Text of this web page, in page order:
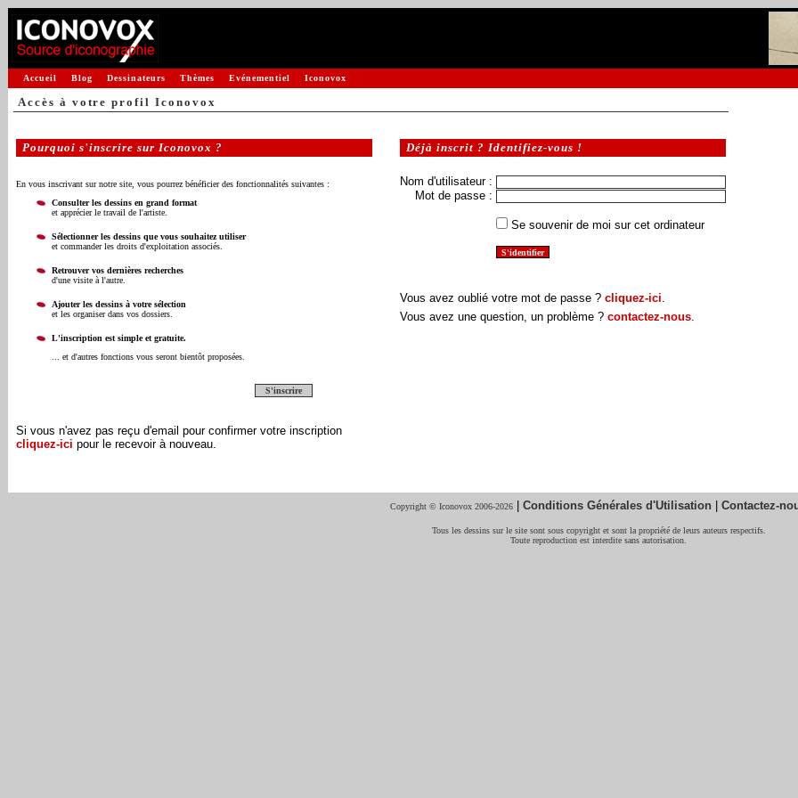
Accueil Blog Dessinateurs Thèmes Evénementiel Iconovox
Accès à votre profil Iconovox
Pourquoi s'inscrire sur Iconovox ? Déjà inscrit ? Identifiez-vous !
En vous inscrivant sur notre site, vous pourrez bénéficier des fonctionnalités suivantes :
Consulter les dessins en grand format
et apprécier le travail de l'artiste.
Sélectionner les dessins que vous souhaitez utiliser
et commander les droits d'exploitation associés.
Retrouver vos dernières recherches
d'une visite à l'autre.
Ajouter les dessins à votre sélection
et les organiser dans vos dossiers.
L'inscription est simple et gratuite.
... et d'autres fonctions vous seront bientôt proposées.
S'inscrire
Si vous n'avez pas reçu d'email pour confirmer votre inscription
cliquez-ici pour le recevoir à nouveau.
Nom d'utilisateur :
Mot de passe :
Se souvenir de moi sur cet ordinateur
Vous avez oublié votre mot de passe ? cliquez-ici
Vous avez une question, un problème ? contactez-nous.
Copyright © Iconovox 2006-2026 | Conditions Générales d'Utilisation | Contactez-
Tous les dessins sur le site sont sous copyright et sont la propriété de leurs auteurs respectifs.
Toute reproduction est interdite sans autorisation.